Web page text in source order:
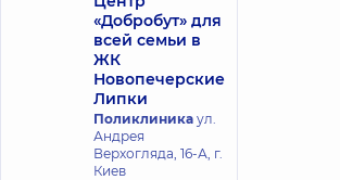
«Добробут» для
всей семьи в
ЖК
Новопечерские
Липки
Поликлиника ул.
Андрея
Верхогляда, 16-А, г.
Киев